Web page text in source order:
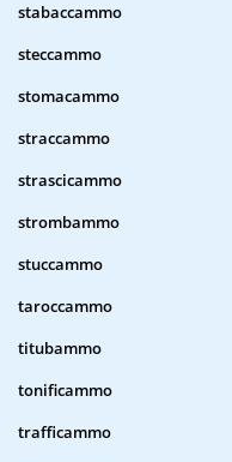
stabaccammo
steccammo
stomacammo
straccammo
strascicammo
strombammo
stuccammo
taroccammo
titubammo
tonificammo
trafficammo